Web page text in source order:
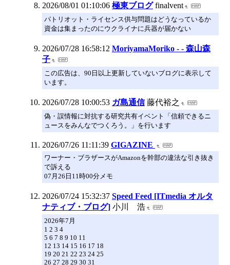
2026/08/01 01:10:06 極東ブログ finalvent
パトリオット・ライセンス供与問題はどうなっているか
資金は集まったのにウクライナに兵器が届かない
2026/07/28 16:58:12 MoriyamaMoriko - - 森山森
子
この広告は、90日以上更新していないブログに表示して
います。
2026/07/28 10:00:53 ガ島通信 藤代裕之
偽・誤情報に対抗する研究共有イベント「信頼できるニ
ュースをみんなでつくろう。」を行います
2026/07/26 11:11:39 GIGAZINE
ワーナー・ブラザースがAmazonを幹部の違法な引き抜き
で訴える
07月26日11時00分メモ
2026/07/24 15:32:37 Speed Feed [ITmedia オルタ
ナティブ・ブログ] 小川 浩
2026年7月
1 2 3 4
5 6 7 8 9 10 11
12 13 14 15 16 17 18
19 20 21 22 23 24 25
26 27 28 29 30 31